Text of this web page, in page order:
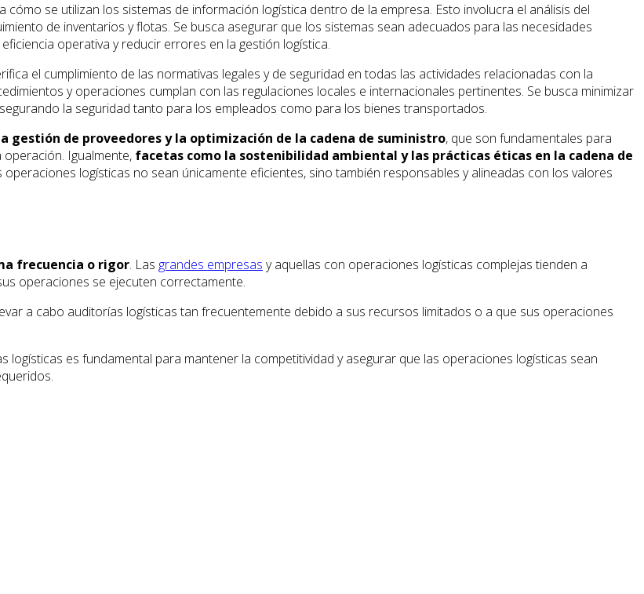
cómo se utilizan los sistemas de información logística dentro de la empresa. Esto involucra el análisis del
de inventarios y flotas. Se busca asegurar que los sistemas sean adecuados para las necesidades
operativa y reducir errores en la gestión logística.
el cumplimiento de las normativas legales y de seguridad en todas las actividades relacionadas con la
y operaciones cumplan con las regulaciones locales e internacionales pertinentes. Se busca minimizar
la seguridad tanto para los empleados como para los bienes transportados.
gestión de proveedores y la optimización de la cadena de suministro, que son fundamentales para
Igualmente, facetas como la sostenibilidad ambiental y las prácticas éticas en la cadena de
logísticas no sean únicamente eficientes, sino también responsables y alineadas con los valores
frecuencia o rigor. Las grandes empresas y aquellas con operaciones logísticas complejas tienden a
operaciones se ejecuten correctamente.
a cabo auditorías logísticas tan frecuentemente debido a sus recursos limitados o a que sus operaciones
es fundamental para mantener la competitividad y asegurar que las operaciones logísticas sean